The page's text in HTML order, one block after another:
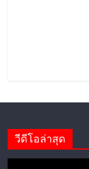
วีดีโอล่าสุด